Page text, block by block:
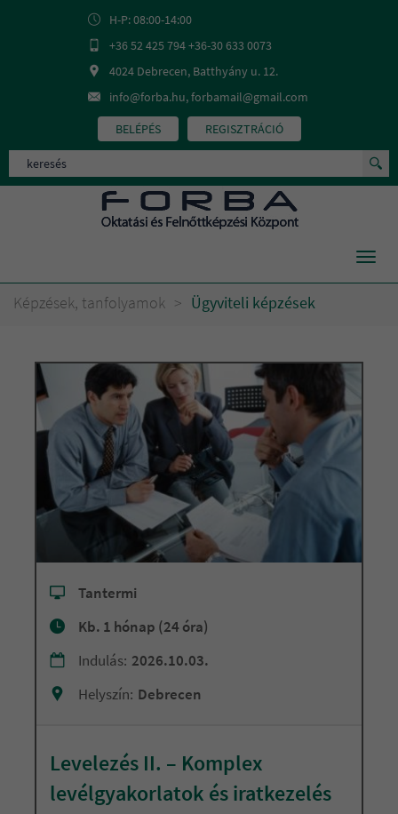
H-P: 08:00-14:00
+36 52 425 794 +36-30 633 0073
4024 Debrecen, Batthyány u. 12.
info@forba.hu, forbamail@gmail.com
BELÉPÉS
REGISZTRÁCIÓ
Képzések, tanfolyamok > Ügyviteli képzések
Tantermi
Kb. 1 hónap (24 óra)
Indulás: 2026.10.03.
Helyszín: Debrecen
Levelezés II. – Komplex
levélgyakorlatok és iratkezelés